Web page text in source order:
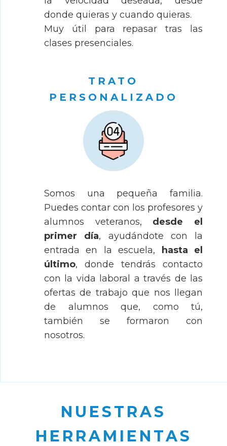
donde quieras y cuando quieras.
Muy útil para repasar tras las
clases presenciales.
TRATO
PERSONALIZADO
Somos una pequeña familia.
Puedes contar con los profesores y
alumnos veteranos, desde el
primer día, ayudándote con la
entrada en la escuela,
hasta el
último, donde tendrás contacto
con la vida laboral a través de las
ofertas de trabajo que nos llegan
de alumnos que, como tú,
también se formaron con
nosotros.
NUESTRAS
HERRAMIENTAS